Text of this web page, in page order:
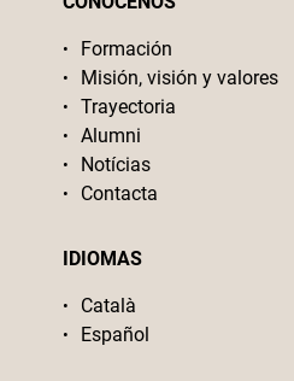
Formación
Misión, visión y valores
Trayectoria
Alumni
Notícias
Contacta
IDIOMAS
Català
Español